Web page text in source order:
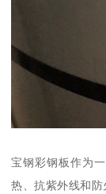
宝钢彩钢板作为
热、抗紫外线和